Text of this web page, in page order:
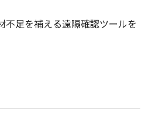
不足を補える遠隔確認ツールを